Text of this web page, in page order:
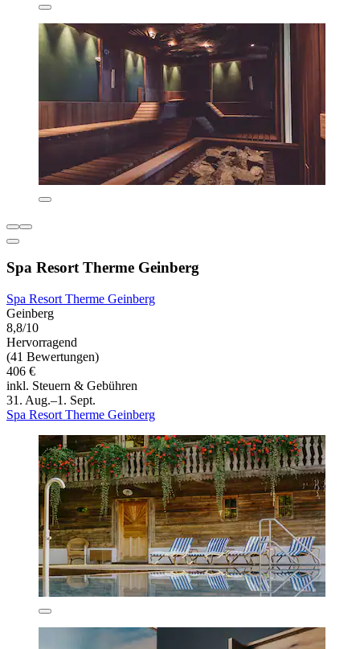
Spa Resort Therme Geinberg
Spa Resort Therme Geinberg
Geinberg
8,8/10
Hervorragend
(41 Bewertungen)
406 €
inkl. Steuern & Gebühren
31. Aug.–1. Sept.
Spa Resort Therme Geinberg